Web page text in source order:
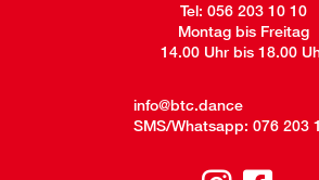
Tel: 056 203 10 10
Montag bis Freitag
14.00 Uhr bis 18.00
info@btc.dance
SMS/Whatsapp: 076 203